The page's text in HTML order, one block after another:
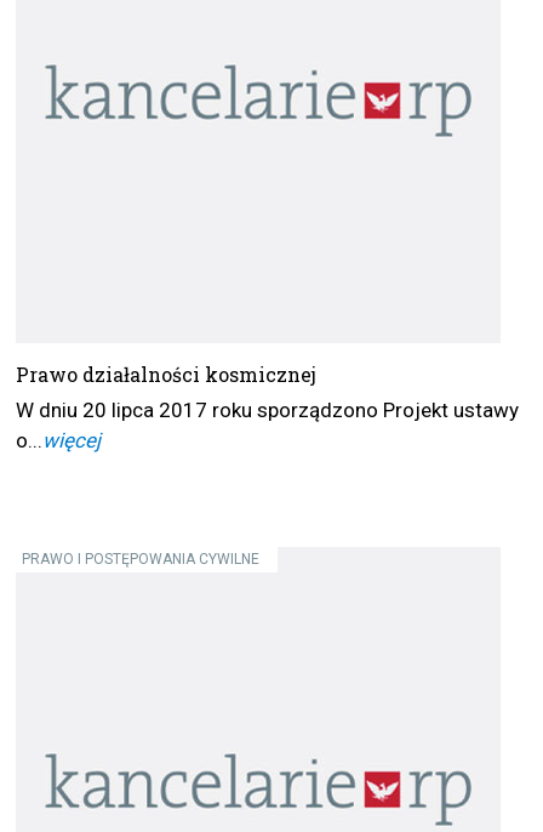
Prawo działalności kosmicznej
W dniu 20 lipca 2017 roku sporządzono Projekt ustawy
o...więcej
PRAWO I POSTĘPOWANIA CYWILNE